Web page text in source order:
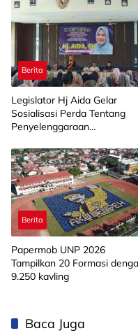
Perambatan
Berita
Legislator Hj Aida Gelar
Sosialisasi Perda Tentang
Penyelenggaraan
Limapuluh Kota
Berita
Papermob UNP 2026
Tampilkan 20 Formasi
9.250 kavling
Baca Juga